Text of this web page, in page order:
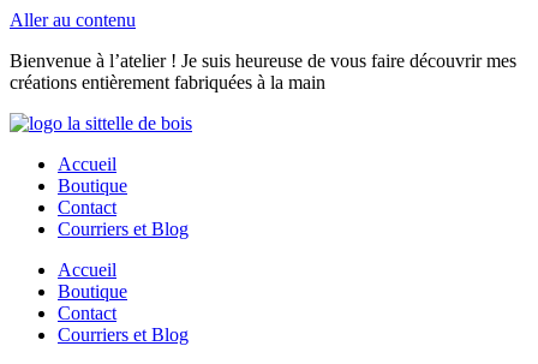
Aller au contenu
Bienvenue à l’atelier ! Je suis heureuse de vous faire découvrir mes
créations entièrement fabriquées à la main
Accueil
Boutique
Contact
Courriers et Blog
Accueil
Boutique
Contact
Courriers et Blog